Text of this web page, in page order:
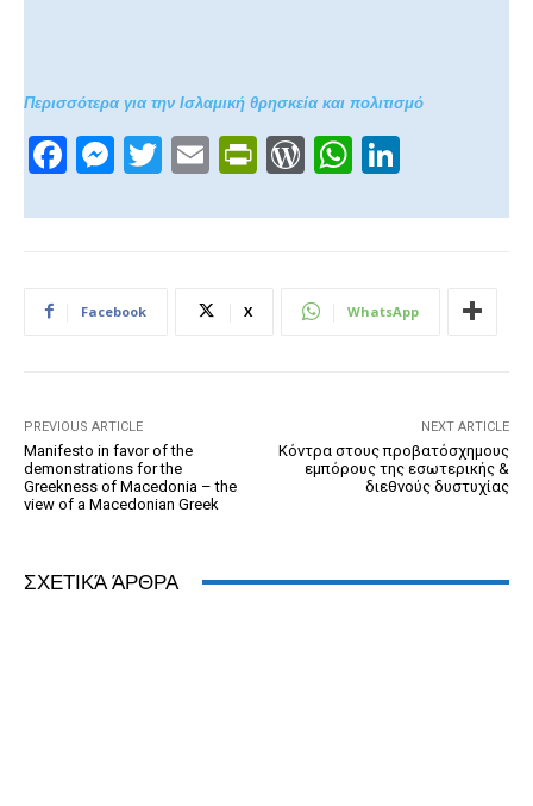
Περισσότερα για την Ισλαμική θρησκεία και πολιτισμό
F
c
b
k
M
ss
n
T
tt
E
ail
Pr
tF
W
d
e
W
at
A
k
dI
Facebook X WhatsApp
PREVIOUS ARTICLE
Manifesto in favor of the
demonstrations for the
Greekness of Macedonia – the
view of a Macedonian Greek
NEXT ARTICLE
Κόντρα στους προβατόσχημους
εμπόρους της εσωτερικής &
διεθνούς δυστυχίας
ΣΧΕΤΙΚΆ ΆΡΘΡΑ